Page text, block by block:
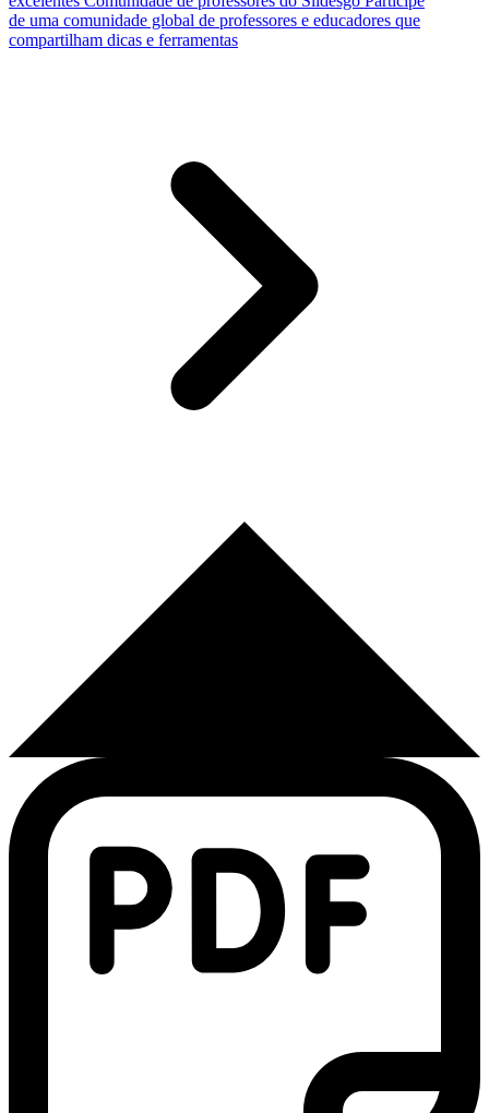
de uma comunidade global de professores e educadores que
compartilham dicas e ferramentas